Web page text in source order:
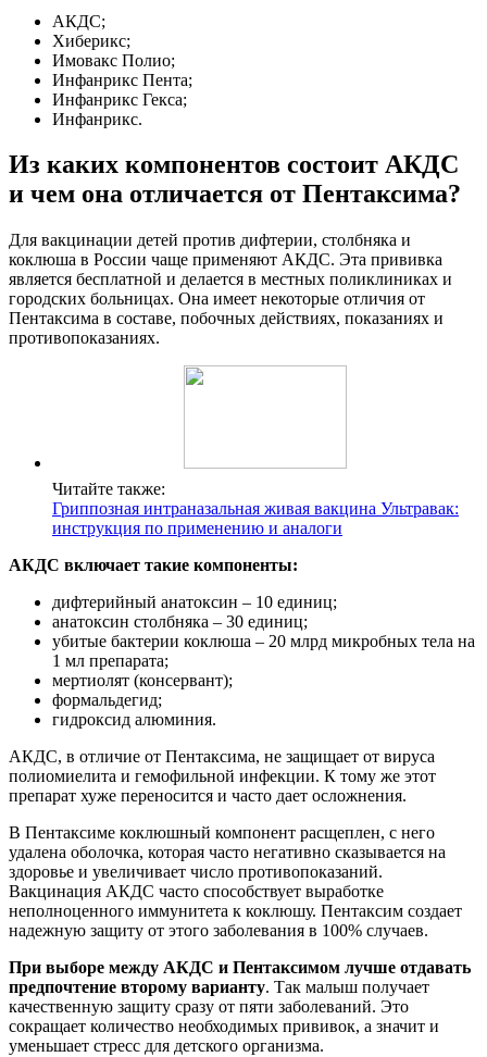
АКДС;
Хиберикс;
Имовакс Полио;
Инфанрикс Пента;
Инфанрикс Гекса;
Инфанрикс.
Из каких компонентов состоит АКДС
и чем она отличается от Пентаксима?
Для вакцинации детей против дифтерии, столбняка и
коклюша в России чаще применяют АКДС. Эта прививка
является бесплатной и делается в местных поликлиниках и
городских больницах. Она имеет некоторые отличия от
Пентаксима в составе, побочных действиях, показаниях и
противопоказаниях.
Читайте также:
Гриппозная интраназальная живая вакцина Ультравак:
инструкция по применению и аналоги
АКДС включает такие компоненты:
дифтерийный анатоксин – 10 единиц;
анатоксин столбняка – 30 единиц;
убитые бактерии коклюша – 20 млрд микробных тела на
1 мл препарата;
мертиолят (консервант);
формальдегид;
гидроксид алюминия.
АКДС, в отличие от Пентаксима, не защищает от вируса
полиомиелита и гемофильной инфекции. К тому же этот
препарат хуже переносится и часто дает осложнения.
В Пентаксиме коклюшный компонент расщеплен, с него
удалена оболочка, которая часто негативно сказывается на
здоровье и увеличивает число противопоказаний.
Вакцинация АКДС часто способствует выработке
неполноценного иммунитета к коклюшу. Пентаксим создает
надежную защиту от этого заболевания в 100% случаев.
При выборе между АКДС и Пентаксимом лучше отдавать
предпочтение второму варианту. Так малыш получает
качественную защиту сразу от пяти заболеваний. Это
сокращает количество необходимых прививок, а значит и
уменьшает стресс для детского организма.